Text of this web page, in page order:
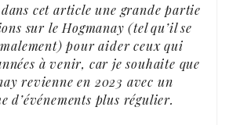
cet article une grande partie
sur le Hogmanay (tel qu’il se
pour aider ceux qui
à venir, car je souhaite que
revienne en 2023 avec un
d’événements plus régulier.